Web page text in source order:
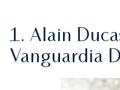
1. Alain
Vanguardia